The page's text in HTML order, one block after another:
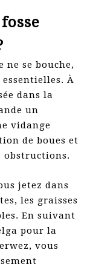
ne se bouche,
À
dans la
un
vidange
de boues et
obstructions.
jetez dans
les graisses
En suivant
pour la
vous